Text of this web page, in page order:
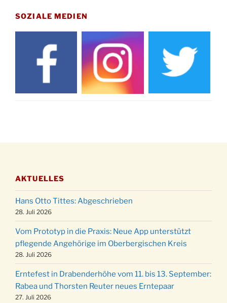
Drabenderhöhe um 11:15 Uhr
21.11.
Basar im Ev. Gemeindehaus von 14-16:30 Uhr
Katharinenball des Honterus Chors im
Stadtteilhaus um 19:00 Uhr
Kinderbibeltag im Ev. Gemeindehaus von 10-
12 Uhr
Stadtteilhaus um 19:00 Uhr
11.12.
Puer-Natus weihnachtliches Brauchtum am
Robert-Gassner-Hof um 17:00 Uhr
19.12.
Kinderbibeltag im Ev. Gemeindehaus von 10-
12 Uhr
20.12.
Weihnachts-Konzert des Honterus Chors in
der Kirche um 17:00 Uhr
24.12.
Familiengottesdienst mit Krippenspiel im Ev.
Gemeindehaus um 15:00 Uhr
24.12. Familiengottesdienst in der FeG um 16 Uhr
SOZIALE MEDIEN
AKTUELLES
Hans Otto Tittes: Abgeschrieben
28. Juli 2026
Vom Prototyp in die Praxis: Neue App unterstützt
pflegende Angehörige im Oberbergischen Kreis
28. Juli 2026
Erntefest in Drabenderhöhe vom 11. bis 13. September:
Rabea und Thorsten Reuter neues Erntepaar
27. Juli 2026